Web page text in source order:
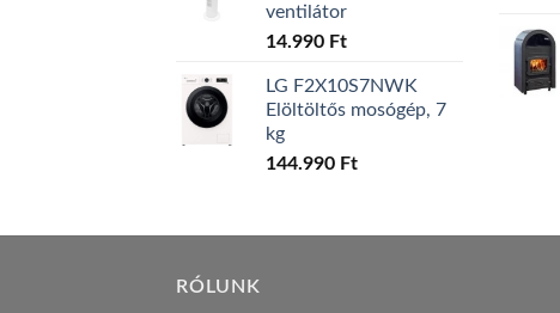
ventilátor
14.990 Ft
LG F2X10S7NWK
Elöltöltős mosógép, 7
kg
144.990 Ft
RÓLUNK